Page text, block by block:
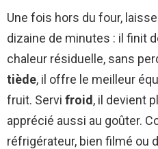
Une fois hors du four,
dizaine de minutes : il finit
chaleur résiduelle, sans
tiède, il offre le meilleur
fruit. Servi froid, il devient
apprécié aussi au goûter.
réfrigérateur, bien filmé ou